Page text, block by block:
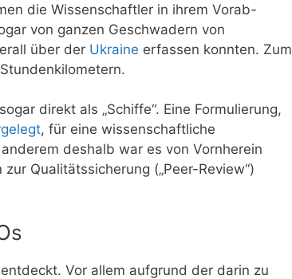
die Wissenschaftler in ihrem Vorab-
von ganzen Geschwadern von
über der Ukraine erfassen konnten. Zum
direkt als „Schiffe“. Eine Formulierung,
, für eine wissenschaftliche
deshalb war es von Vornherein
Qualitätssicherung („Peer-Review“)
Vor allem aufgrund der darin zu